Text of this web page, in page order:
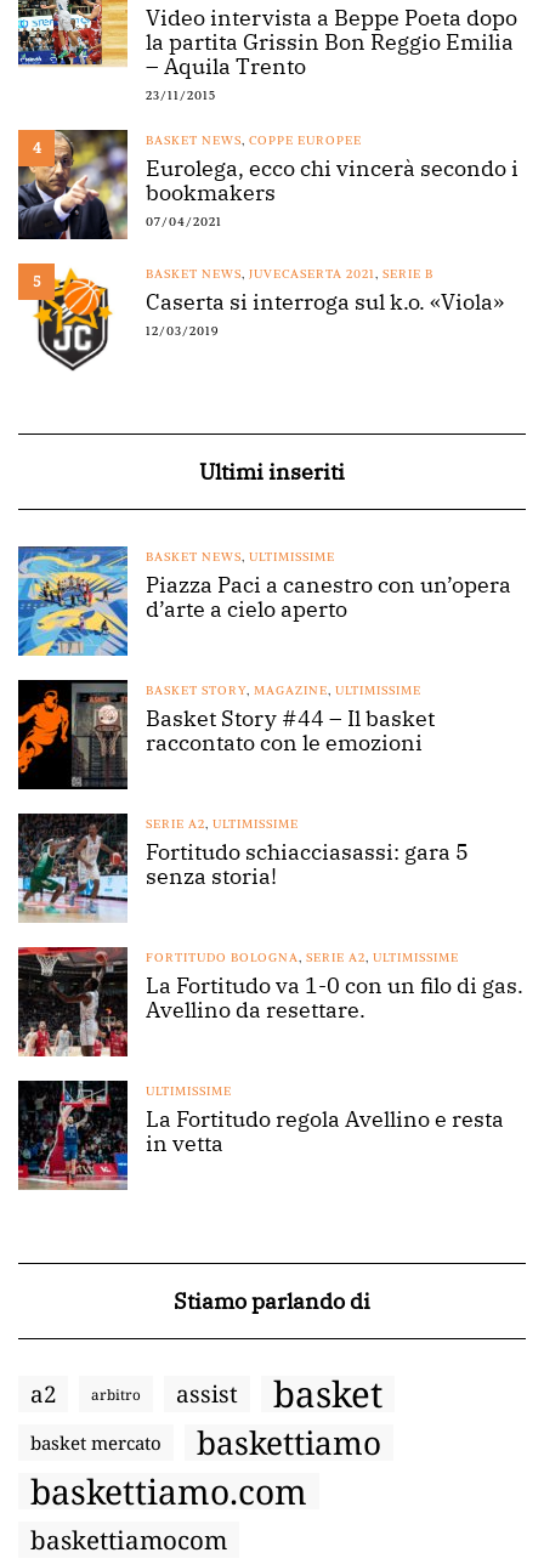
Video intervista a Beppe Poeta dopo
la partita Grissin Bon Reggio Emilia
– Aquila Trento
23/11/2015
4 BASKET NEWS, COPPE EUROPEE
Eurolega, ecco chi vincerà secondo i
bookmakers
07/04/2021
5 BASKET NEWS, JUVECASERTA 2021, SERIE B
Caserta si interroga sul k.o. «Viola»
12/03/2019
Ultimi inseriti
BASKET NEWS, ULTIMISSIME
Piazza Paci a canestro con un’opera
d’arte a cielo aperto
BASKET STORY, MAGAZINE, ULTIMISSIME
Basket Story #44 – Il basket
raccontato con le emozioni
SERIE A2, ULTIMISSIME
Fortitudo schiacciasassi: gara 5
senza storia!
FORTITUDO BOLOGNA, SERIE A2, ULTIMISSIME
La Fortitudo va 1-0 con un filo di gas.
Avellino da resettare.
ULTIMISSIME
La Fortitudo regola Avellino e resta
in vetta
Stiamo parlando di
a2 arbitro assist basket
basket mercato baskettiamo
baskettiamo.com
baskettiamocom